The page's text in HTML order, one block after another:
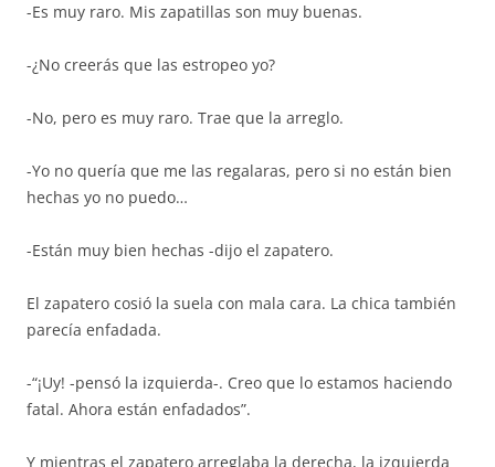
-Es muy raro. Mis zapatillas son muy buenas.
-¿No creerás que las estropeo yo?
-No, pero es muy raro. Trae que la arreglo.
-Yo no quería que me las regalaras, pero si no están bien
hechas yo no puedo…
-Están muy bien hechas -dijo el zapatero.
El zapatero cosió la suela con mala cara. La chica también
parecía enfadada.
-“¡Uy! -pensó la izquierda-. Creo que lo estamos haciendo
fatal. Ahora están enfadados”.
Y mientras el zapatero arreglaba la derecha, la izquierda